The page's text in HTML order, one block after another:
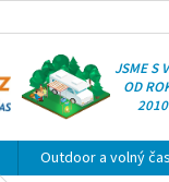
JSME S
OD
2010
Outdoor a volný čas